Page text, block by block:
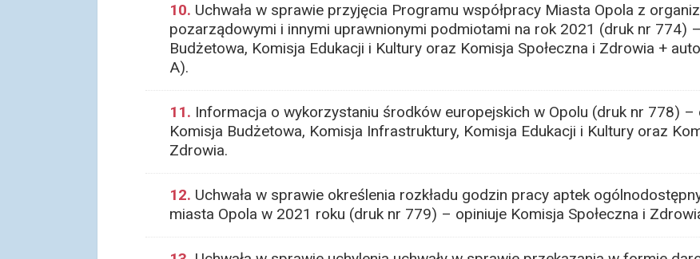
10. Uchwała w sprawie przyjęcia Programu współpracy Miasta Opola z
pozarządowymi i innymi uprawnionymi podmiotami na rok 2021 (druk nr 774)
Budżetowa, Komisja Edukacji i Kultury oraz Komisja Społeczna i Zdrowia +
A).
11. Informacja o wykorzystaniu środków europejskich w Opolu (druk nr 778) –
Komisja Budżetowa, Komisja Infrastruktury, Komisja Edukacji i Kultury oraz
Zdrowia.
12. Uchwała w sprawie określenia rozkładu godzin pracy aptek
miasta Opola w 2021 roku (druk nr 779) – opiniuje Komisja Społeczna i